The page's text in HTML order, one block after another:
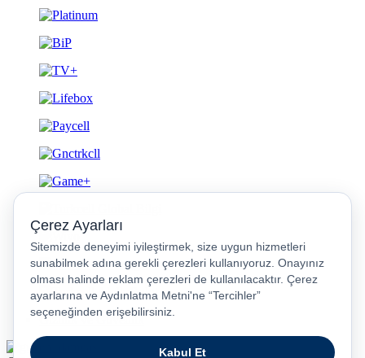
Gizlilik ve Güvenlik